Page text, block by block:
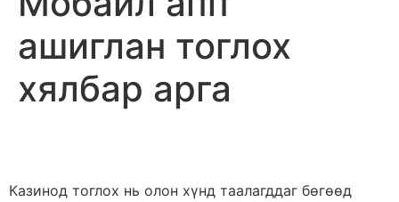
ашиглан тоглох
хялбар арга
Казинод тоглох нь олон хүнд таалагддаг бөгөөд